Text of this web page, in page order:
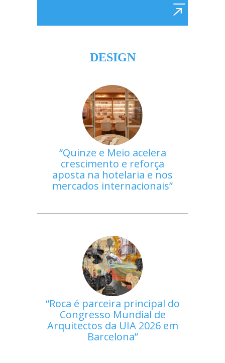
DESIGN
Quinze e Meio acelera
crescimento e reforça
aposta na hotelaria e nos
mercados internacionais
Roca é parceira principal do
Congresso Mundial de
Arquitectos da UIA 2026 em
Barcelona